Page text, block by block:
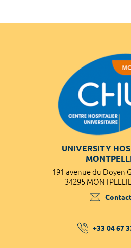
UNIVERSITY
191 avenue du Doyen
34295
+33 04 67